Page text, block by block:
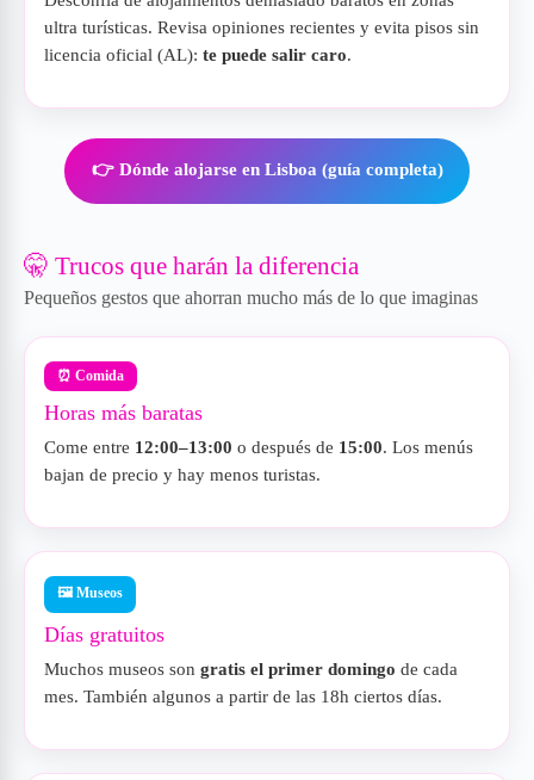
ultra turísticas. Revisa opiniones recientes y evita pisos sin
licencia oficial (AL): te puede salir caro.
👉 Dónde alojarse en Lisboa (guía completa)
🤫 Trucos que harán la diferencia
Pequeños gestos que ahorran mucho más de lo que imaginas
⏰ Comida
Horas más baratas
Come entre 12:00–13:00 o después de 15:00. Los menús
bajan de precio y hay menos turistas.
🖼️ Museos
Días gratuitos
Muchos museos son gratis el primer domingo de cada
mes. También algunos a partir de las 18h ciertos días.